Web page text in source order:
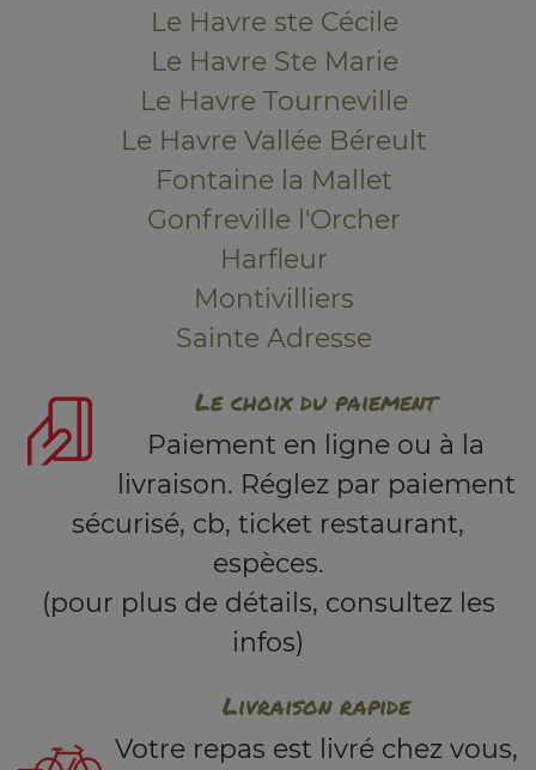
Le Havre ste Cécile
Le Havre Ste Marie
Le Havre Tourneville
Le Havre Vallée Béreult
Fontaine la Mallet
Gonfreville l'Orcher
Harfleur
Montivilliers
Sainte Adresse
Le choix du paiement
Paiement en ligne ou à la
livraison. Réglez par paiement
sécurisé, cb, ticket restaurant,
espèces.
(pour plus de détails, consultez les
infos)
Livraison rapide
Votre repas est livré chez vous,